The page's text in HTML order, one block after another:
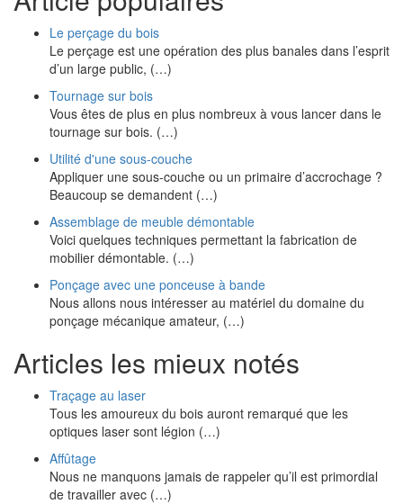
Le perçage du bois
Le perçage est une opération des plus banales dans l’esprit
d’un large public, (…)
Tournage sur bois
Vous êtes de plus en plus nombreux à vous lancer dans le
tournage sur bois. (…)
Utilité d'une sous-couche
Appliquer une sous-couche ou un primaire d’accrochage ?
Beaucoup se demandent (…)
Assemblage de meuble démontable
Voici quelques techniques permettant la fabrication de
mobilier démontable. (…)
Ponçage avec une ponceuse à bande
Nous allons nous intéresser au matériel du domaine du
ponçage mécanique amateur, (…)
Articles les mieux notés
Traçage au laser
Tous les amoureux du bois auront remarqué que les
optiques laser sont légion (…)
Affûtage
Nous ne manquons jamais de rappeler qu’il est primordial
de travailler avec (…)